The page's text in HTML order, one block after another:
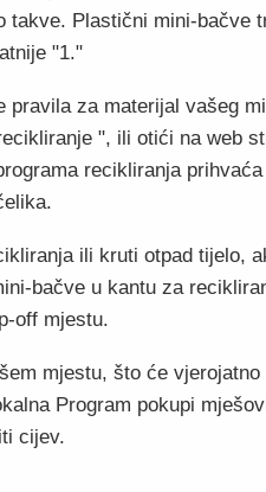
takve. Plastični mini-bačve
"1."
pravila za materijal vašeg
", ili otići na web
recikliranja
ili kruti otpad tijelo,
bačve u kantu za
off mjestu.
mjestu, što će
Program pokupi
cijev.